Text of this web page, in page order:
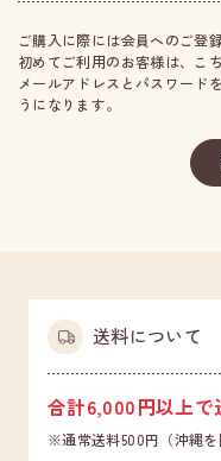
ご購入に際には会員へのご登
初めてご利用のお客様は、こ
メールアドレスとパスワード
うになります。
送料について
合計6,000円以上で
※通常送料500円（沖縄を